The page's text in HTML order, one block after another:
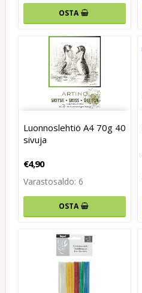
OSTA
Luonnoslehtiö A4 70g 40
sivuja
€4,90
Varastosaldo: 6
OSTA